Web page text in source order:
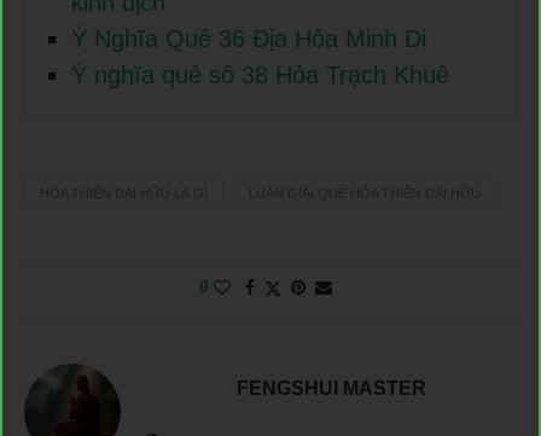
Ý Nghĩa Quẻ 36 Địa Hỏa Minh Di
Ý nghĩa quẻ số 38 Hỏa Trạch Khuê
HỎA THIÊN ĐẠI HỮU LÀ GÌ LUẬN GIẢI QUẺ HỎA THIÊN ĐẠI HỮU
0
FENGSHUI MASTER